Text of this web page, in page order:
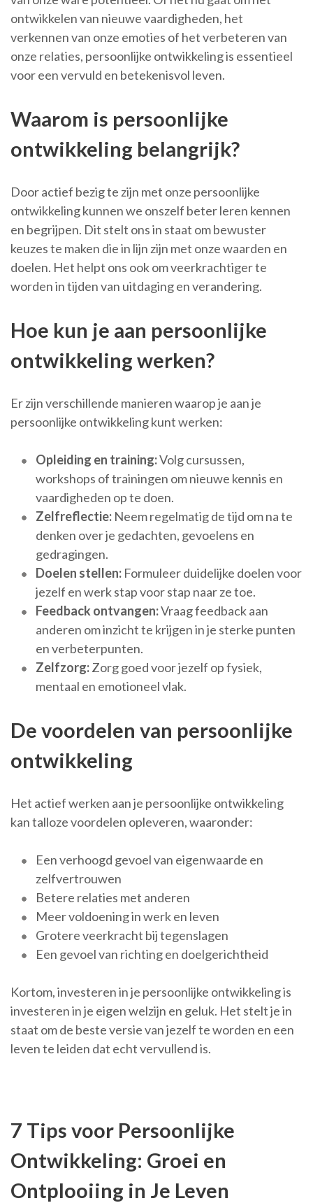
ontwikkelen van nieuwe vaardigheden, het
verkennen van onze emoties of het verbeteren van
onze relaties, persoonlijke ontwikkeling is essentieel
voor een vervuld en betekenisvol leven.
Waarom is persoonlijke
ontwikkeling belangrijk?
Door actief bezig te zijn met onze persoonlijke
ontwikkeling kunnen we onszelf beter leren kennen
en begrijpen. Dit stelt ons in staat om bewuster
keuzes te maken die in lijn zijn met onze waarden en
doelen. Het helpt ons ook om veerkrachtiger te
worden in tijden van uitdaging en verandering.
Hoe kun je aan persoonlijke
ontwikkeling werken?
Er zijn verschillende manieren waarop je aan je
persoonlijke ontwikkeling kunt werken:
Opleiding en training:Volg cursussen,
workshops of trainingen om nieuwe kennis en
vaardigheden op te doen.
Zelfreflectie: Neem regelmatig de tijd om na te
denken over je gedachten, gevoelens en
gedragingen.
Doelen stellen: Formuleer duidelijke doelen voor
jezelf en werk stap voor stap naar ze toe.
Feedback ontvangen:Vraag feedback aan
anderen om inzicht te krijgen in je sterke punten
en verbeterpunten.
Zelfzorg:Zorg goed voor jezelf op fysiek,
mentaal en emotioneel vlak.
De voordelen van persoonlijke
ontwikkeling
Het actief werken aan je persoonlijke ontwikkeling
kan talloze voordelen opleveren, waaronder:
Een verhoogd gevoel van eigenwaarde en
zelfvertrouwen
Betere relaties met anderen
Meer voldoening in werk en leven
Grotere veerkracht bij tegenslagen
Een gevoel van richting en doelgerichtheid
Kortom, investeren in je persoonlijke ontwikkeling is
investeren in je eigen welzijn en geluk. Het stelt je in
staat om de beste versie van jezelf te worden en een
leven te leiden dat echt vervullend is.
7 Tips voor Persoonlijke
Ontwikkeling: Groei en
Ontplooiing in Je Leven